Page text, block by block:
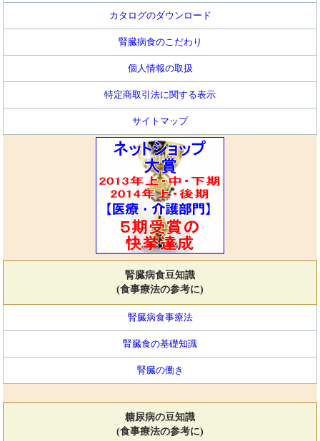
カタログのダウンロード
腎臓病食のこだわり
個人情報の取扱
特定商取引法に関する表示
サイトマップ
腎臓病食豆知識
(食事療法の参考に)
腎臓病食事療法
腎臓食の基礎知識
腎臓の働き
糖尿病の豆知識
(食事療法の参考に)